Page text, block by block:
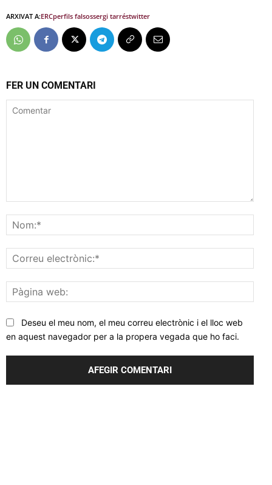
ARXIVAT A:ERCperfils falsossergi tarréstwitter
FER UN COMENTARI
web:
Deseu el meu nom, el meu correu electrònic i el lloc web
en aquest navegador per a la propera vegada que ho faci.